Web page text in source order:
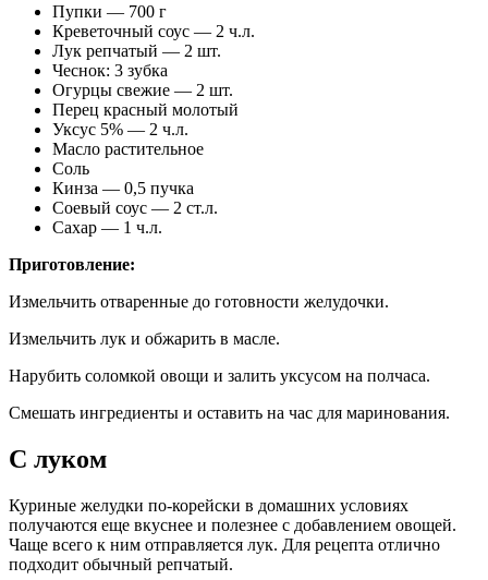
Пупки — 700 г
Креветочный соус — 2 ч.л.
Лук репчатый — 2 шт.
Чеснок: 3 зубка
Огурцы свежие — 2 шт.
Перец красный молотый
Уксус 5% — 2 ч.л.
Масло растительное
Соль
Кинза — 0,5 пучка
Соевый соус — 2 ст.л.
Сахар — 1 ч.л.
Приготовление:
Измельчить отваренные до готовности желудочки.
Измельчить лук и обжарить в масле.
Нарубить соломкой овощи и залить уксусом на полчаса.
Смешать ингредиенты и оставить на час для маринования.
С луком
Куриные желудки по-корейски в домашних условиях
получаются еще вкуснее и полезнее с добавлением овощей.
Чаще всего к ним отправляется лук. Для рецепта отлично
подходит обычный репчатый.